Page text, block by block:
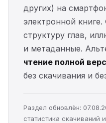
других) на
электронной
структуру глав,
и метаданные.
чтение полной
без скачивания и
Раздел обновлён:
статистика скачиваний